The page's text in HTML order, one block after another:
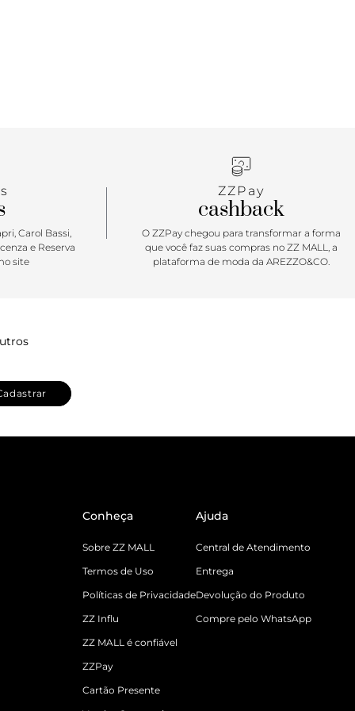
Carol Bassi,
e Reserva
site
ZZPay
cashback
O ZZPay chegou para transformar a forma
que você faz suas compras no ZZ MALL, a
plataforma de moda da AREZZO&CO.
Conheça
Sobre ZZ MALL
Termos de Uso
Políticas de Privacidade
ZZ Influ
ZZ MALL é confiável
ZZPay
Cartão Presente
Ajuda
Central de Atendimento
Entrega
Devolução do Produto
Compre pelo WhatsApp